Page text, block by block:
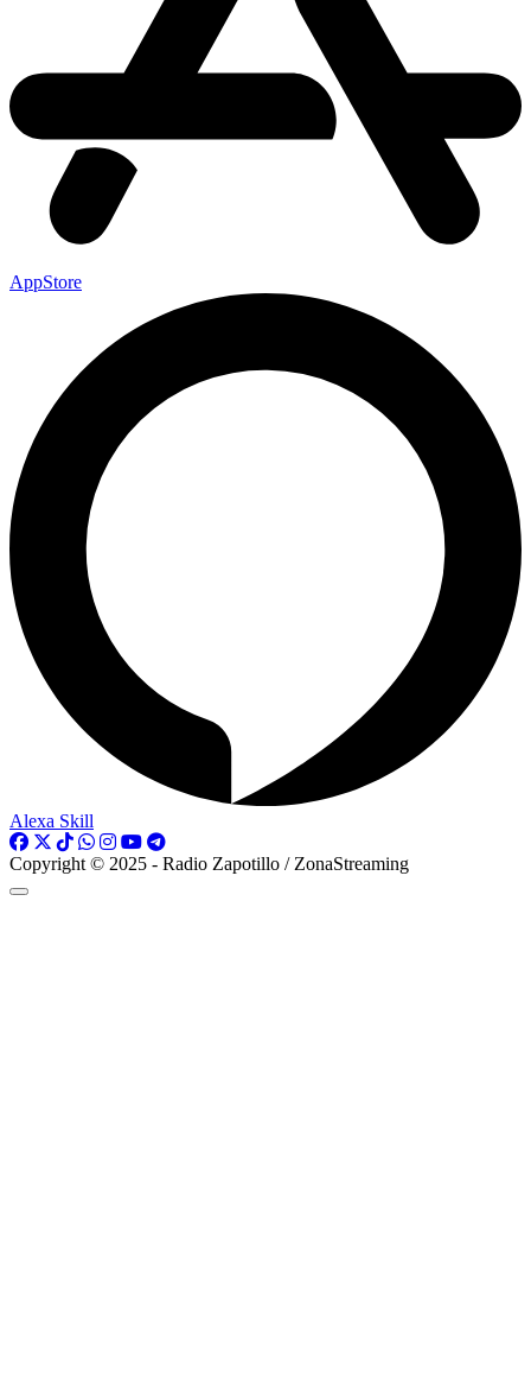
AppStore
Alexa Skill
Copyright © 2025 - Radio Zapotillo / ZonaStreaming